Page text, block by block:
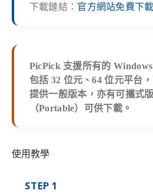
下載鏈結： 官方網站免費下載
PicPick 支援所有的 Windows
包括 32 位元、64 位元平台
提供一般版本，亦有可攜式
（Portable）可供下載。
使用教學
STEP 1